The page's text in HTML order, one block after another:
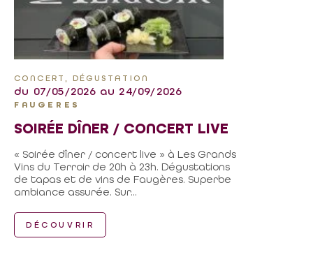
CONCERT, DÉGUSTATION
du 07/05/2026 au 24/09/2026
FAUGERES
SOIRÉE DÎNER / CONCERT LIVE
« Soirée dîner / concert live » à Les Grands
Vins du Terroir de 20h à 23h. Dégustations
de tapas et de vins de Faugères. Superbe
ambiance assurée. Sur...
DÉCOUVRIR